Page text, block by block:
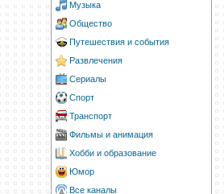
Музыка
Общество
Путешествия и события
Развлечения
Сериалы
Спорт
Транспорт
Фильмы и анимация
Хобби и образование
Юмор
Все каналы